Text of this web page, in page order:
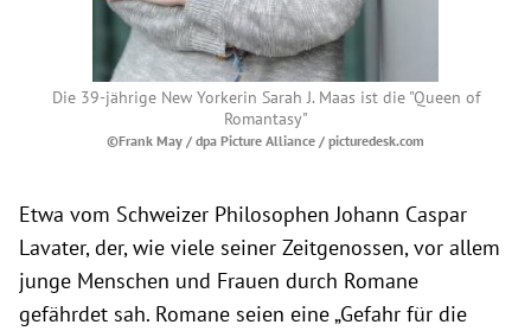
Die 39-jährige New Yorkerin Sarah J. Maas ist die "Queen of
Romantasy"
©Frank May / dpa Picture Alliance / picturedesk.com
Etwa vom Schweizer Philosophen Johann Caspar
Lavater, der, wie viele seiner Zeitgenossen, vor allem
junge Menschen und Frauen durch Romane
gefährdet sah. Romane seien eine „Gefahr für die